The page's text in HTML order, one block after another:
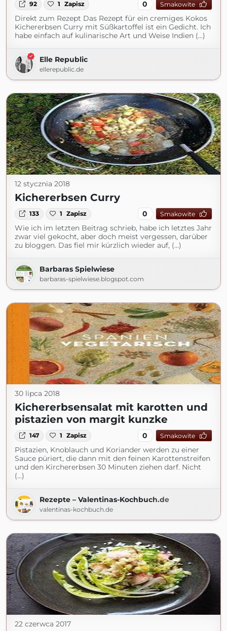
92 1 Zapisz 0 Smakowite
Direkt zum Rezept Das Rezept für ein cremiges Kokos
Kichererbsen Curry mit Süßkartoffel ist ein Gedicht. Ich
habe einfach auf kulinarische Art und Weise Indien (...)
Elle Republic
ellerepublic.de
12 stycznia 2018
Kichererbsen Curry
133 1 Zapisz 0 Smakowite
Wie ich im letzten Beitrag schrieb, habe ich letztes Jahr
zwar viel gekocht, aber doch meist vergessen, darüber
zu bloggen. Das fiel mir kürzlich wieder auf, (...)
Barbaras Spielwiese
barbaras-spielwiese.blogspot.com
30 lipca 2018
Kichererbsensalat mit karotten und
pistazien von margit kunzke
147 1 Zapisz 0 Smakowite
Pistazien, Knoblauch und Koriander werden zu einer
Sauce püriert, die dann mit den feinen Karottenstreifen
und den Kirchererbsen 30 Minuten ziehen darf. Nicht
(...)
Rezepte – Valentinas-Kochbuch.de
valentinas-kochbuch.de
22 czerwca 2017